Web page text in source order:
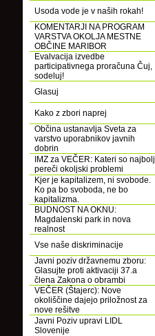
Usoda vode je v naših rokah!
KOMENTARJI NA PROGRAM
VARSTVA OKOLJA MESTNE
OBČINE MARIBOR
Evalvacija izvedbe
participativnega proračuna Čuj,
sodeluj!
Glasuj
Kako z zbori naprej
Občina ustanavlja Sveta za
varstvo uporabnikov javnih
dobrin
IMZ za VEČER: Kateri so najbolj
pereči okoljski problemi
Kjer je kapitalizem, ni svobode.
Ko pa bo svoboda, ne bo
kapitalizma.
BUDNOST NA OKNU:
Magdalenski park in nova
realnost
Vse naše diskriminacije
Javni poziv državnemu zboru:
Glasujte proti aktivaciji 37.a
člena Zakona o obrambi
VEČER (Štajerc): Nove
okoliščine dajejo priložnost za
nove rešitve
Javni Poziv upravi LIDL
Slovenije